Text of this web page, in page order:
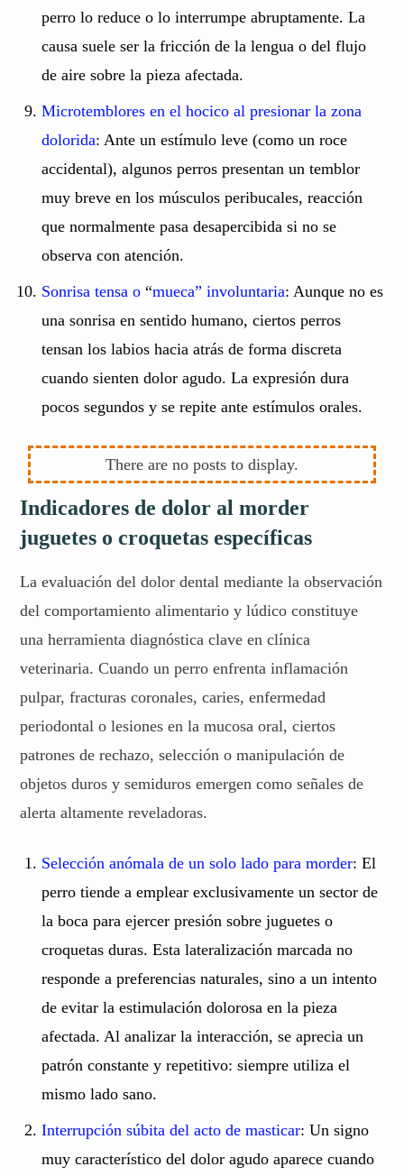
perro lo reduce o lo interrumpe abruptamente. La
causa suele ser la fricción de la lengua o del flujo
de aire sobre la pieza afectada.
Microtemblores en el hocico al presionar la zona
dolorida: Ante un estímulo leve (como un roce
accidental), algunos perros presentan un temblor
muy breve en los músculos peribucales, reacción
que normalmente pasa desapercibida si no se
observa con atención.
Sonrisa tensa o “mueca” involuntaria: Aunque no es
una sonrisa en sentido humano, ciertos perros
tensan los labios hacia atrás de forma discreta
cuando sienten dolor agudo. La expresión dura
pocos segundos y se repite ante estímulos orales.
Indicadores de dolor al morder
juguetes o croquetas específicas
La evaluación del dolor dental mediante la observación
del comportamiento alimentario y lúdico constituye
una herramienta diagnóstica clave en clínica
veterinaria. Cuando un perro enfrenta inflamación
pulpar, fracturas coronales, caries, enfermedad
periodontal o lesiones en la mucosa oral, ciertos
patrones de rechazo, selección o manipulación de
objetos duros y semiduros emergen como señales de
alerta altamente reveladoras.
Selección anómala de un solo lado para morder: El
perro tiende a emplear exclusivamente un sector de
la boca para ejercer presión sobre juguetes o
croquetas duras. Esta lateralización marcada no
responde a preferencias naturales, sino a un intento
de evitar la estimulación dolorosa en la pieza
afectada. Al analizar la interacción, se aprecia un
patrón constante y repetitivo: siempre utiliza el
mismo lado sano.
Interrupción súbita del acto de masticar: Un signo
muy característico del dolor agudo aparece cuando